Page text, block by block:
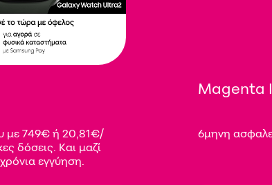
με 749€ ή 20,81€/
δόσεις. Και μαζί
εγγύηση.
Magenta
6μηνη